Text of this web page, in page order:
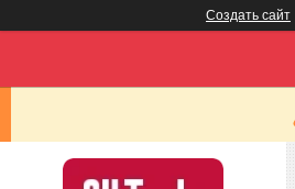
Создать сайт